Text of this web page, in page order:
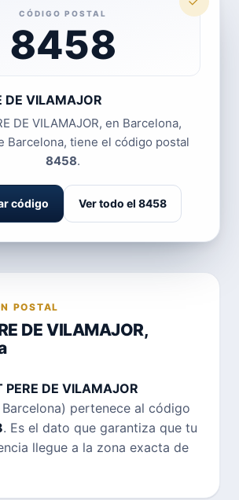
CÓDIGO POSTAL
8458
DE VILAMAJOR
DE VILAMAJOR, en Barcelona,
Barcelona, tiene el código postal
8458.
código Ver todo el 8458
POSTAL
DE VILAMAJOR,
PERE DE VILAMAJOR
Barcelona) pertenece al código
. Es el dato que garantiza que tu
llegue a la zona exacta de